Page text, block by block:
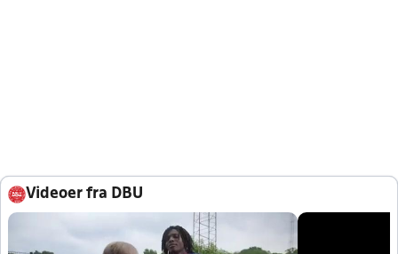
Videoer fra DBU